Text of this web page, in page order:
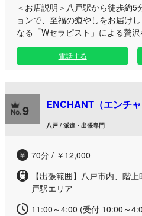
＜お店説明＞ 八戸駅から徒歩約5
ョンで、至福の癒やしをお届け
なる「Wセラピスト」による贅
切に、皆様を極上のリラックス
オープンから3周年を迎えること
しいただく皆様への感謝を胸に
イプとなっており、他のお客様
だけの特別な時間をお過ごしい
もてなし」として、使用するオ
はすべて安心の無香料を採用。
し、お身体の芯からリラックス
セラピストが同時に出勤してい
施術を受けられる特別なリクエ
リアで日常の喧騒を忘れ、贅沢
気軽にお問い合わせください。
電話する
9 ENCHANT（エンチ
八戸 / 派遣・出張専門
70分 / ￥12,000
【出張範囲】八戸市内、階
戸駅エリア
11:00～4:00 (受付 10:00～